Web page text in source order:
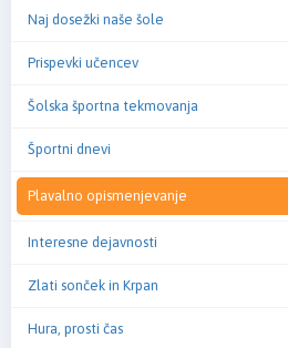
Naj dosežki naše šole
Prispevki učencev
Šolska športna tekmovanja
Športni dnevi
Plavalno opismenjevanje
Interesne dejavnosti
Zlati sonček in Krpan
Hura, prosti čas